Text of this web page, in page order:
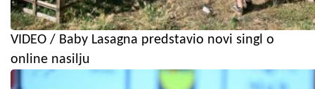
VIDEO / Baby Lasagna predstavio novi singl o
online nasilju